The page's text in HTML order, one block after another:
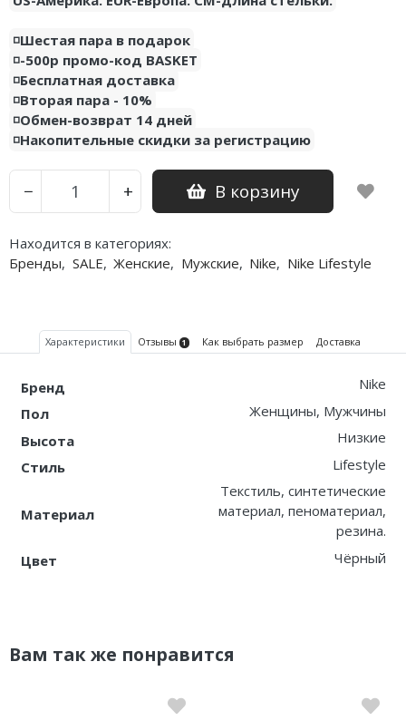
◽️Шестая пара в подарок
◽️-500р промо-код BASKET
◽️Бесплатная доставка
◽️Вторая пара - 10%
◽️Обмен-возврат 14 дней
◽️Накопительные скидки за регистрацию
− + В корзину
Находится в категориях:
Бренды, SALE, Женские, Мужские, Nike, Nike Lifestyle
Характеристики Отзывы 1 Как выбрать размер Доставка
Бренд
Nike
Пол
Женщины, Мужчины
Высота
Низкие
Стиль
Lifestyle
Материал
Текстиль, синтетические
материал, пеноматериал,
резина.
Цвет
Чёрный
Вам так же понравится
Air Jordan 6
Air Jordan 7
Air Jordan 10
Air Jordan 11
Air Jordan 12
Air Jordan 13
Air Jordan 15